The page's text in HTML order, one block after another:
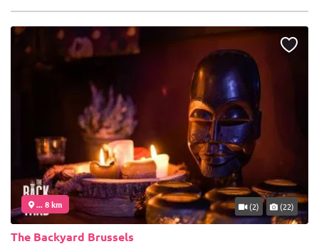
... 8 km (2) (22)
The Backyard Brussels